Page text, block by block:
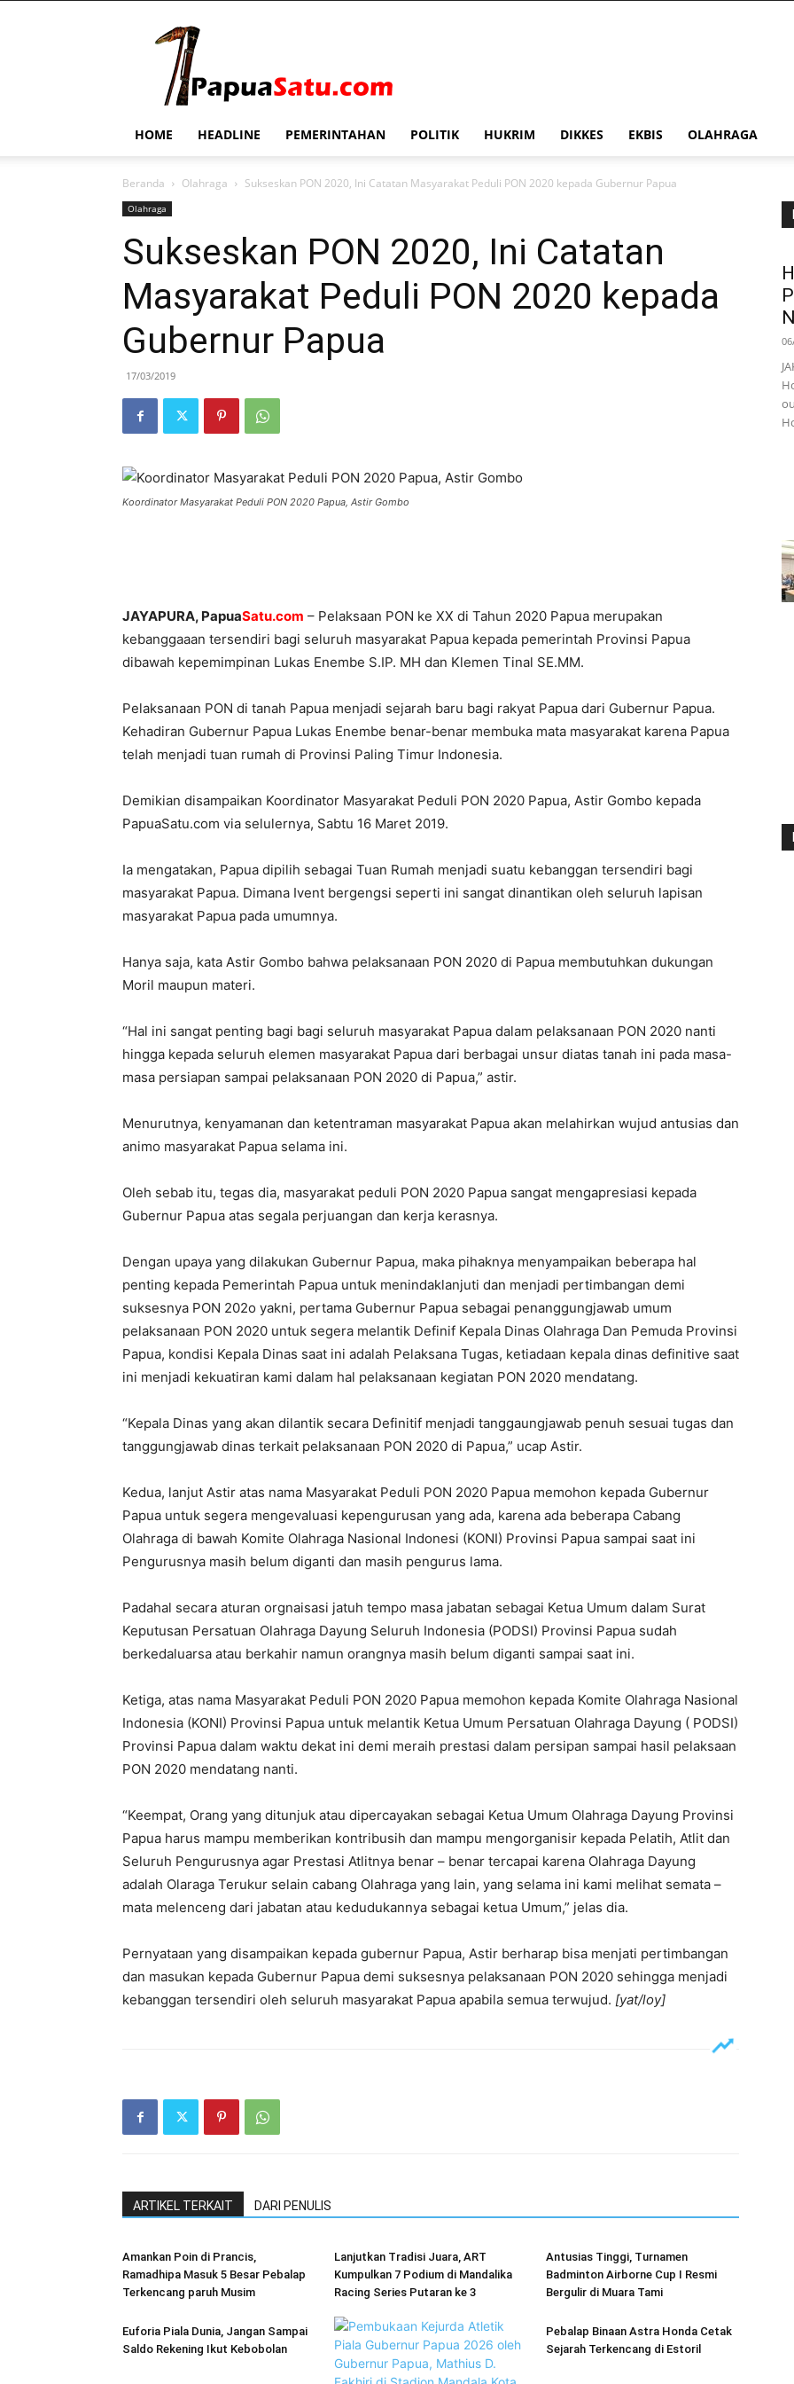
HOME HEADLINE PEMERINTAHAN POLITIK HUKRIM DIKKES EKBIS OLAHRAGA
Beranda Olahraga Sukseskan PON 2020, Ini Catatan Masyarakat Peduli PON 2020 kepada Gubernur Papua
Olahraga
Sukseskan PON 2020, Ini Catatan
Masyarakat Peduli PON 2020 kepada
Gubernur Papua
17/03/2019
Koordinator Masyarakat Peduli PON 2020 Papua, Astir Gombo
JAYAPURA, PapuaSatu.com – Pelaksaan PON ke XX di Tahun 2020 Papua merupakan
kebanggaaan tersendiri bagi seluruh masyarakat Papua kepada pemerintah Provinsi Papua
dibawah kepemimpinan Lukas Enembe S.IP. MH dan Klemen Tinal SE.MM.
Pelaksanaan PON di tanah Papua menjadi sejarah baru bagi rakyat Papua dari Gubernur Papua.
Kehadiran Gubernur Papua Lukas Enembe benar-benar membuka mata masyarakat karena Papua
telah menjadi tuan rumah di Provinsi Paling Timur Indonesia.
Demikian disampaikan Koordinator Masyarakat Peduli PON 2020 Papua, Astir Gombo kepada
PapuaSatu.com via selulernya, Sabtu 16 Maret 2019.
Ia mengatakan, Papua dipilih sebagai Tuan Rumah menjadi suatu kebanggan tersendiri bagi
masyarakat Papua. Dimana Ivent bergengsi seperti ini sangat dinantikan oleh seluruh lapisan
masyarakat Papua pada umumnya.
Hanya saja, kata Astir Gombo bahwa pelaksanaan PON 2020 di Papua membutuhkan dukungan
Moril maupun materi.
“Hal ini sangat penting bagi bagi seluruh masyarakat Papua dalam pelaksanaan PON 2020 nanti
hingga kepada seluruh elemen masyarakat Papua dari berbagai unsur diatas tanah ini pada masa-
masa persiapan sampai pelaksanaan PON 2020 di Papua,” astir.
Menurutnya, kenyamanan dan ketentraman masyarakat Papua akan melahirkan wujud antusias dan
animo masyarakat Papua selama ini.
Oleh sebab itu, tegas dia, masyarakat peduli PON 2020 Papua sangat mengapresiasi kepada
Gubernur Papua atas segala perjuangan dan kerja kerasnya.
Dengan upaya yang dilakukan Gubernur Papua, maka pihaknya menyampaikan beberapa hal
penting kepada Pemerintah Papua untuk menindaklanjuti dan menjadi pertimbangan demi
suksesnya PON 202o yakni, pertama Gubernur Papua sebagai penanggungjawab umum
pelaksanaan PON 2020 untuk segera melantik Definif Kepala Dinas Olahraga Dan Pemuda Provinsi
Papua, kondisi Kepala Dinas saat ini adalah Pelaksana Tugas, ketiadaan kepala dinas definitive saat
ini menjadi kekuatiran kami dalam hal pelaksanaan kegiatan PON 2020 mendatang.
“Kepala Dinas yang akan dilantik secara Definitif menjadi tanggaungjawab penuh sesuai tugas dan
tanggungjawab dinas terkait pelaksanaan PON 2020 di Papua,” ucap Astir.
Kedua, lanjut Astir atas nama Masyarakat Peduli PON 2020 Papua memohon kepada Gubernur
Papua untuk segera mengevaluasi kepengurusan yang ada, karena ada beberapa Cabang
Olahraga di bawah Komite Olahraga Nasional Indonesi (KONI) Provinsi Papua sampai saat ini
Pengurusnya masih belum diganti dan masih pengurus lama.
Padahal secara aturan orgnaisasi jatuh tempo masa jabatan sebagai Ketua Umum dalam Surat
Keputusan Persatuan Olahraga Dayung Seluruh Indonesia (PODSI) Provinsi Papua sudah
berkedaluarsa atau berkahir namun orangnya masih belum diganti sampai saat ini.
Ketiga, atas nama Masyarakat Peduli PON 2020 Papua memohon kepada Komite Olahraga Nasional
Indonesia (KONI) Provinsi Papua untuk melantik Ketua Umum Persatuan Olahraga Dayung ( PODSI)
Provinsi Papua dalam waktu dekat ini demi meraih prestasi dalam persipan sampai hasil pelaksaan
PON 2020 mendatang nanti.
“Keempat, Orang yang ditunjuk atau dipercayakan sebagai Ketua Umum Olahraga Dayung Provinsi
Papua harus mampu memberikan kontribusih dan mampu mengorganisir kepada Pelatih, Atlit dan
Seluruh Pengurusnya agar Prestasi Atlitnya benar – benar tercapai karena Olahraga Dayung
adalah Olaraga Terukur selain cabang Olahraga yang lain, yang selama ini kami melihat semata –
mata melenceng dari jabatan atau kedudukannya sebagai ketua Umum,” jelas dia.
Pernyataan yang disampaikan kepada gubernur Papua, Astir berharap bisa menjati pertimbangan
dan masukan kepada Gubernur Papua demi suksesnya pelaksanaan PON 2020 sehingga menjadi
kebanggan tersendiri oleh seluruh masyarakat Papua apabila semua terwujud. [yat/loy]
ARTIKEL TERKAIT DARI PENULIS
Amankan Poin di Prancis,
Ramadhipa Masuk 5 Besar Pebalap
Terkencang paruh Musim
Lanjutkan Tradisi Juara, ART
Kumpulkan 7 Podium di Mandalika
Racing Series Putaran ke 3
Antusias Tinggi, Turnamen
Badminton Airborne Cup I Resmi
Bergulir di Muara Tami
Euforia Piala Dunia, Jangan Sampai
Saldo Rekening Ikut Kebobolan
Pebalap Binaan Astra Honda Cetak
Sejarah Terkencang di Estoril